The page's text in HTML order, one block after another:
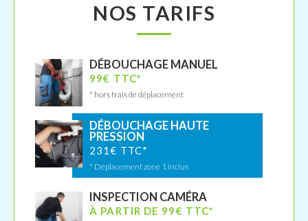
NOS TARIFS
DÉBOUCHAGE MANUEL
99€ TTC*
* hors frais de déplacement
DÉBOUCHAGE HAUTE
PRESSION
231€ TTC*
* Déplacement zone 1 inclus
INSPECTION CAMÉRA
À PARTIR DE 99€ TTC*